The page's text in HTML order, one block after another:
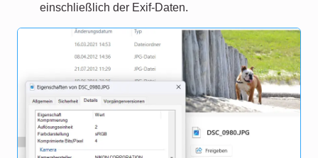
einschließlich der Exif-Daten.